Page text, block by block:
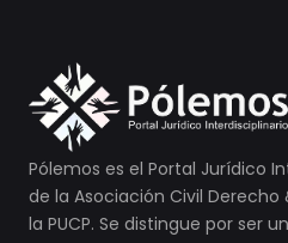
Pólemos es el Portal Jurídico
de la Asociación Civil Derecho
la PUCP. Se distingue por ser